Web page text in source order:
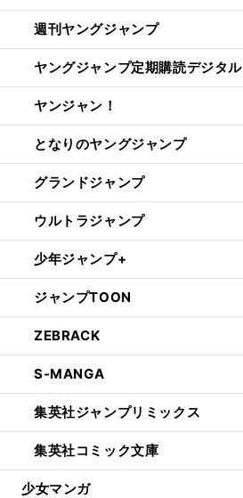
週刊ヤングジャンプ
ヤングジャンプ定期購読デジタル
ヤンジャン！
となりのヤングジャンプ
グランドジャンプ
ウルトラジャンプ
少年ジャンプ+
ジャンプTOON
ZEBRACK
S-MANGA
集英社ジャンプリミックス
集英社コミック文庫
少女マンガ